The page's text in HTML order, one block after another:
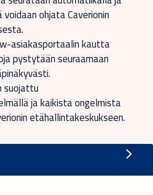
ohjata Caverionin
asiakasportaalin kautta
pystytään seuraamaan
suojattu
ja kaikista ongelmista
etähallintakeskukseen.